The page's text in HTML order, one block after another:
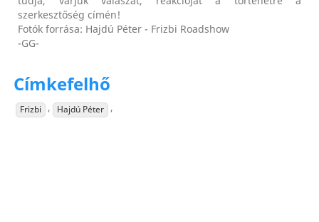
szerkesztőség címén!
Fotók forrása: Hajdú Péter - Frizbi Roadshow
-GG-
Címkefelhő
Frizbi , Hajdú Péter ,